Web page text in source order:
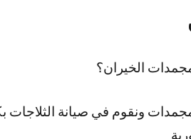
الخيران؟
ونقوم في صيانة الثلاجات